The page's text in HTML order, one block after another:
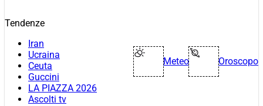
Tendenze
Iran
Ucraina
Ceuta
Guccini
LA PIAZZA 2026
Ascolti tv
Meteo Oroscopo